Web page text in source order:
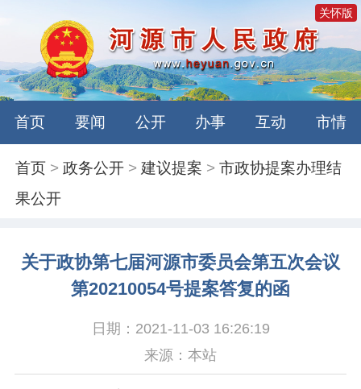
关怀版
首页 要闻 公开 办事 互动 市情
首页 >政务公开 >建议提案 >市政协提案办理结
果公开
关于政协第七届河源市委员会第五次会议
第20210054号提案答复的函
日期：2021-11-03 16:26:19
来源：本站